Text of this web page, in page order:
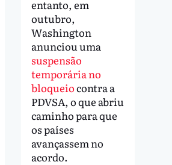
entanto, em
outubro,
Washington
anunciou uma
suspensão
temporária no
bloqueiocontra a
PDVSA, o que abriu
caminho para que
os países
avançassem no
acordo.